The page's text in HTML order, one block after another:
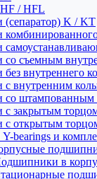
/ HFL
K / KT
съемным
внутреннего
с внутренним
со
с закрытым
с открытым
bearings и
в